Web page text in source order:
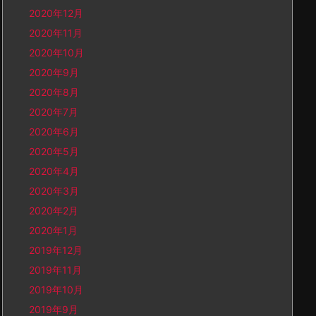
2020年12月
2020年11月
2020年10月
2020年9月
2020年8月
2020年7月
2020年6月
2020年5月
2020年4月
2020年3月
2020年2月
2020年1月
2019年12月
2019年11月
2019年10月
2019年9月